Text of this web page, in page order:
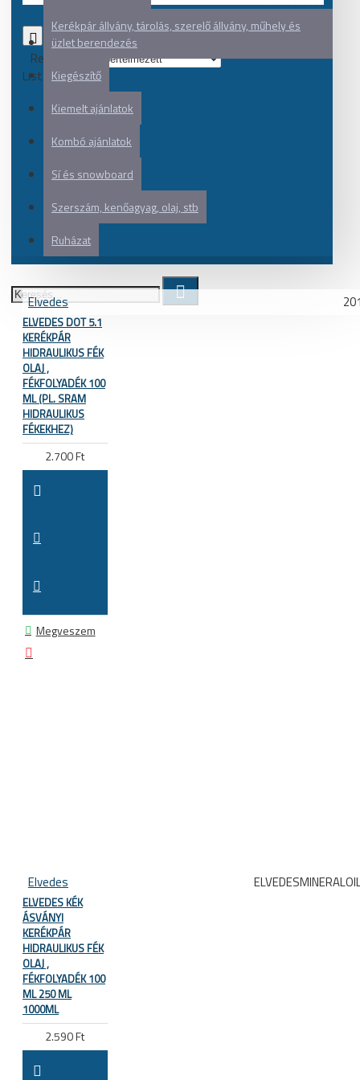
Kerékpár állvány, tárolás, szerelő állvány, műhely és
üzlet berendezés
Kiegészítő
Kiemelt ajánlatok
Kombó ajánlatok
Sí és snowboard
Szerszám, kenőagyag, olaj, stb
Ruházat
0
Rendezés:
Listázás:
Elvedes
ELVEDES DOT 5.1
KERÉKPÁR
HIDRAULIKUS FÉK
OLAJ ,
FÉKFOLYADÉK 100
ML (PL. SRAM
HIDRAULIKUS
FÉKEKHEZ)
2.700 Ft
Megveszem
Elvedes
ELVEDES KÉK
ÁSVÁNYI
KERÉKPÁR
HIDRAULIKUS FÉK
OLAJ ,
FÉKFOLYADÉK 100
ML 250 ML
1000ML
2.590 Ft